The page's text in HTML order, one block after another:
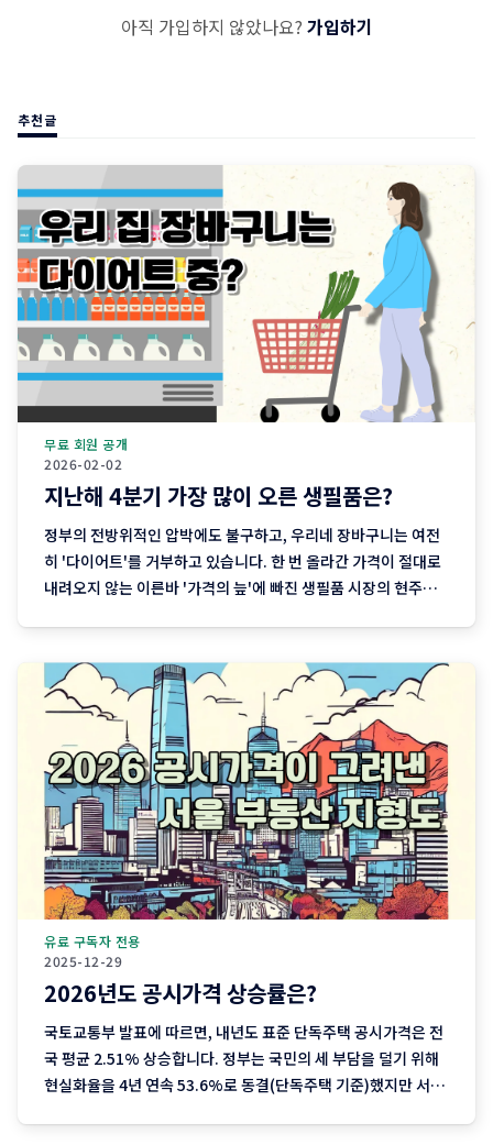
아직 가입하지 않았나요? 가입하기
추천글
2026-02-02
무료 회원 공개
지난해 4분기 가장 많이 오른 생필품은?
정부의 전방위적인 압박에도 불구하고, 우리네 장바구니는 여전
히 '다이어트'를 거부하고 있습니다. 한 번 올라간 가격이 절대로
내려오지 않는 이른바 '가격의 늪'에 빠진 생필품 시장의 현주소
와 달걀 한 판을 집어 든 당신, 결제창에
2025-12-29
유료 구독자 전용
2026년도 공시가격 상승률은?
국토교통부 발표에 따르면, 내년도 표준 단독주택 공시가격은 전
국 평균 2.51% 상승합니다. 정부는 국민의 세 부담을 덜기 위해
현실화율을 4년 연속 53.6%로 동결(단독주택 기준)했지만 서울